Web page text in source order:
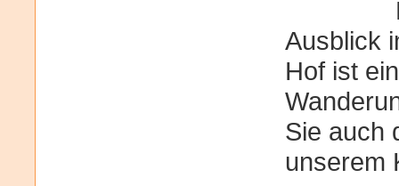
Ausblick
Hof ist
Sie auch
unserem